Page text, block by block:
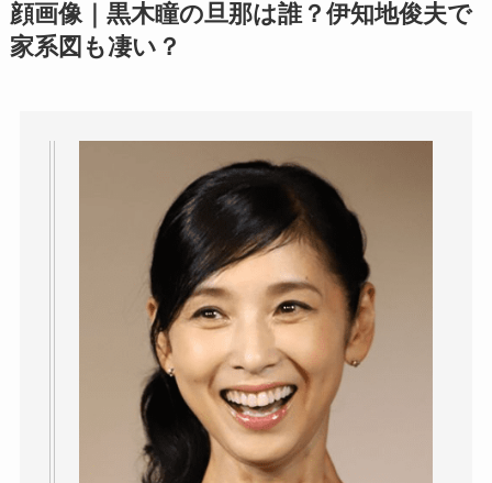
顔画像｜黒木瞳の旦那は誰？伊知地俊夫で
家系図も凄い？